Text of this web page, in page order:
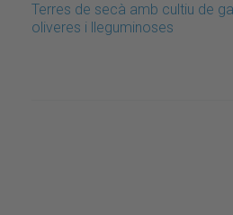
Terres de secà amb cultiu de
oliveres i lleguminoses